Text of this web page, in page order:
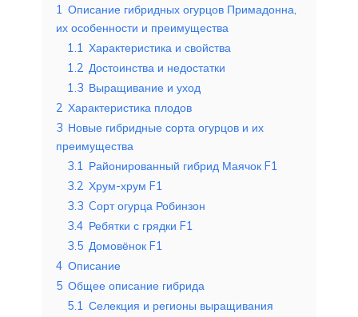
1 Описание гибридных огурцов Примадонна,
их особенности и преимущества
1.1 Характеристика и свойства
1.2 Достоинства и недостатки
1.3 Выращивание и уход
2 Характеристика плодов
3 Новые гибридные сорта огурцов и их
преимущества
3.1 Районированный гибрид Маячок F1
3.2 Хрум-хрум F1
3.3 Cорт огурца Робинзон
3.4 Ребятки с грядки F1
3.5 Домовёнок F1
4 Описание
5 Общее описание гибрида
5.1 Селекция и регионы выращивания